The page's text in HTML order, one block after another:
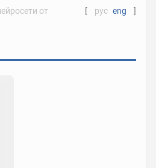
от
[ рус eng ]